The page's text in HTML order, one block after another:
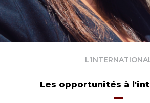
Les opportunités à